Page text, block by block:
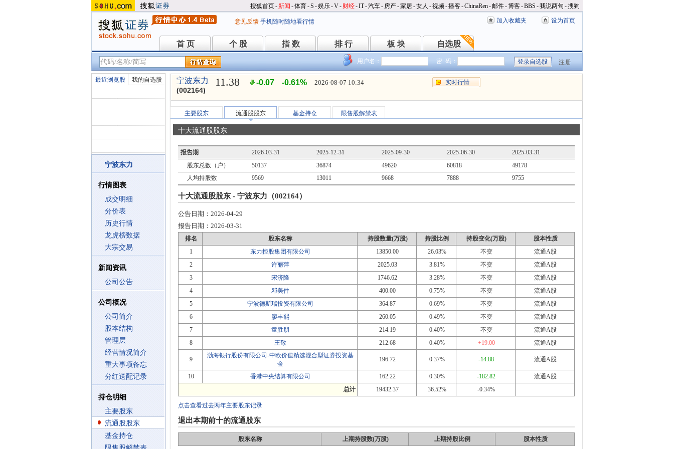
搜狐首页-新闻 -体育-S -娱乐-V- 财经-IT-汽车- 房产-家居-女人 -视频-播客-ChinaRen-邮件-博客-BBS -我说两句 -搜狗
意见反馈 手机随时随地看行情 加入收藏夹 设为首页
首 页
首 页 个 股
个 股 指 数
指 数 排 行
排 行 板 块
板 块 自选股
自选股
用户名： 密 码： 注册
最近浏览股 我的自选股
宁波东力
行情图表
成交明细
分价表
历史行情
龙虎榜数据
大宗交易
新闻资讯
公司公告
公司概况
公司简介
股本结构
管理层
经营情况简介
重大事项备忘
分红送配记录
持仓明细
主要股东
流通股股东
基金持仓
宁波东力
(002164)
11.38 -0.07 -0.61% 2026-08-07 10:34 实时行情
主要股东 流通股股东 基金持仓 限售股解禁表
十大流通股股东
报告期 2026-03-31 2025-12-31 2025-09-30 2025-06-30
2025-03-31
股东总数（户）
50137 36874 49620 60818
49178
人均持股数
9569 13011 9668 7888 9755
十大流通股股东 - 宁波东力（002164）
公告日期： 2026-04-29
报告日期： 2026-03-31
排名 股东名称 持股数量(万股) 持股比例 持股变化(万股)
股本性质
1
东力控股集团有限公司 13850.00 26.03% 不变
流通A股
2
许丽萍 2025.03 3.81% 不变
流通A股
3
宋济隆 1746.62 3.28% 不变
流通A股
4
邓美件 400.00 0.75% 不变
流通A股
5
宁波德斯瑞投资有限公司 364.87 0.69% 不变
流通A股
6
廖丰熙 260.05 0.49% 不变
流通A股
7
童胜朋 214.19 0.40% 不变
流通A股
8
王敬 212.68 0.40% +19.00 流通A股
9
渤海银行股份有限公司-中欧价值精选混合型证券投资基
金
196.72 0.37% -14.88 流通A股
10 香港中央结算有限公司 162.22 0.30% -182.82
流通A股
总计
19432.37 36.52% -0.34%
点击查看过去两年主要股东记录
退出本期前十的流通股东
股东名称 上期持股数(万股) 上期持股比例 股本性质